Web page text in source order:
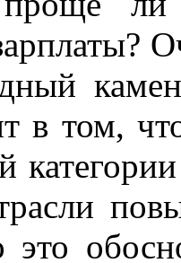
в том,
это